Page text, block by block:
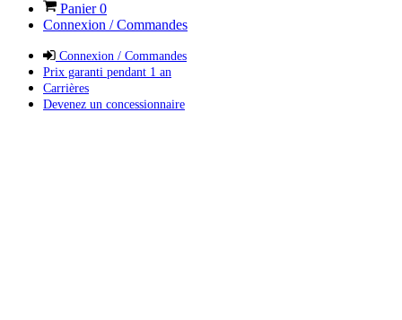
Panier0
Connexion / Commandes
Connexion / Commandes
Prix garanti pendant 1 an
Carrières
Devenez un concessionnaire